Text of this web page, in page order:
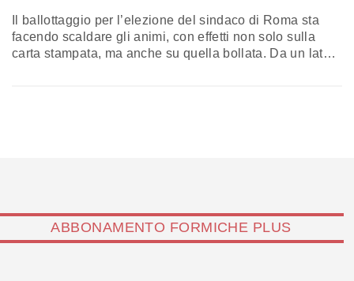
Il ballottaggio per l’elezione del sindaco di Roma sta
facendo scaldare gli animi, con effetti non solo sulla
carta stampata, ma anche su quella bollata. Da un lato
ABBONAMENTO FORMICHE PLUS